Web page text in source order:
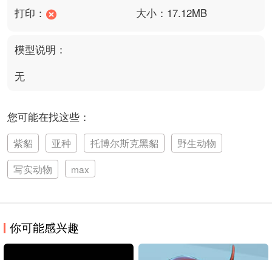
打印：
大小：17.12MB
模型说明：
无
您可能在找这些：
紫貂 亚种 托博尔斯克黑貂
野生动物
写实动物
max
你可能感兴趣